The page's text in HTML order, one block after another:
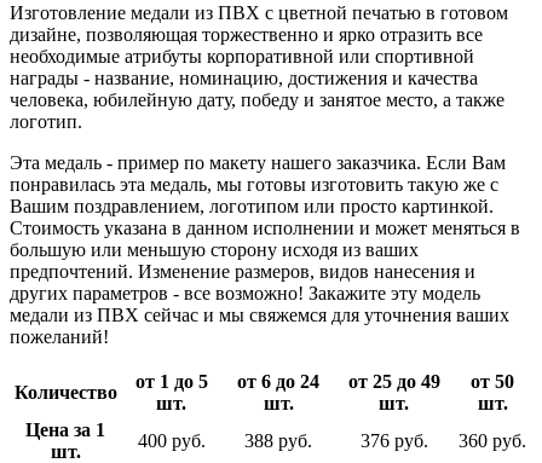
Изготовление медали из ПВХ с цветной печатью в готовом
дизайне, позволяющая торжественно и ярко отразить все
необходимые атрибуты корпоративной или спортивной
награды - название, номинацию, достижения и качества
человека, юбилейную дату, победу и занятое место, а также
логотип.
Эта медаль - пример по макету нашего заказчика. Если Вам
понравилась эта медаль, мы готовы изготовить такую же с
Вашим поздравлением, логотипом или просто картинкой.
Стоимость указана в данном исполнении и может меняться в
большую или меньшую сторону исходя из ваших
предпочтений. Изменение размеров, видов нанесения и
других параметров - все возможно! Закажите эту модель
медали из ПВХ сейчас и мы свяжемся для уточнения ваших
пожеланий!
Количество
от 1 до 5
шт.
от 6 до 24
шт.
от 25 до 49
шт.
от 50
шт.
Цена за 1
шт.
400 руб. 388 руб. 376 руб.
360 руб.